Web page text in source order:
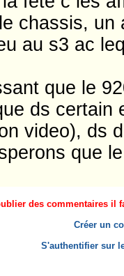
chassis, un
au s3 ac
que le
ds certain
video), ds
que
des commentaires il
Créer un
S'authentifier sur